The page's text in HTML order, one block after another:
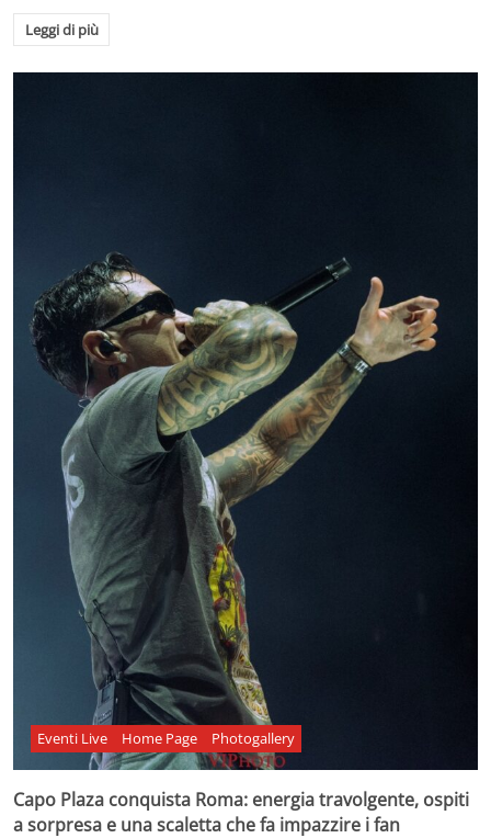
Leggi di più
Eventi Live Home Page Photogallery
Capo Plaza conquista Roma: energia travolgente, ospiti
a sorpresa e una scaletta che fa impazzire i fan